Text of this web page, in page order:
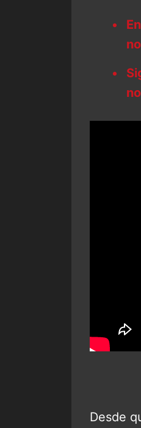
Desde